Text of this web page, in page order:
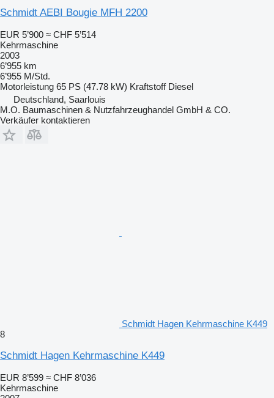
Schmidt AEBI Bougie MFH 2200
EUR 5’900 ≈ CHF 5’514
Kehrmaschine
2003
6’955 km
6’955 M/Std.
Motorleistung 65 PS (47.78 kW) Kraftstoff Diesel
Deutschland, Saarlouis
M.O. Baumaschinen & Nutzfahrzeughandel GmbH & CO.
Verkäufer kontaktieren
Schmidt Hagen Kehrmaschine K449
8
Schmidt Hagen Kehrmaschine K449
EUR 8’599 ≈ CHF 8’036
Kehrmaschine